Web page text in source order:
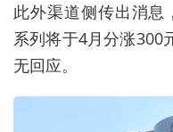
此外渠道侧传出消息
系列将于4月分涨300
无回应。